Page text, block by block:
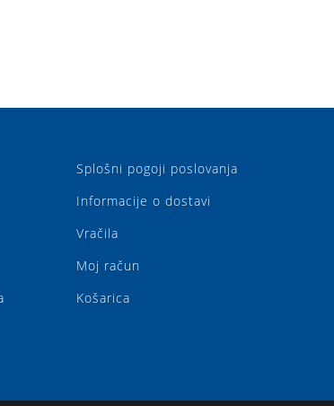
Splošni pogoji poslovanja
Informacije o dostavi
Vračila
Moj račun
Košarica